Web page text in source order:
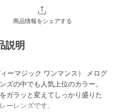
商品情報をシェアする
説明
ーマジック ワンマンス） メログ
ズの中でも人気上位のカラー。
ガラッと変えてしっかり盛りた
ーレンズです。